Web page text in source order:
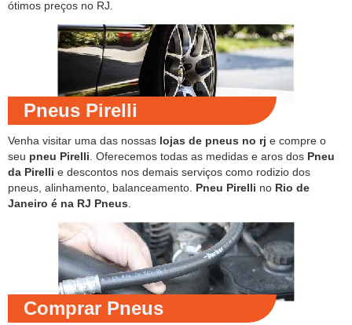
ótimos preços no RJ.
Pneus Pirelli
Venha visitar uma das nossas lojas de pneus no rj e compre o
seu pneu Pirelli . Oferecemos todas as medidas e aros dos Pneu
da Pirelli e descontos nos demais serviços como rodizio dos
pneus, alinhamento, balanceamento. Pneu Pirelli no Rio de
Janeiro é na RJ Pneus
Comprar Pneus